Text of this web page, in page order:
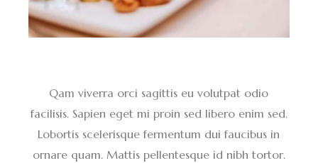
Qam viverra orci sagittis eu volutpat odio
facilisis. Sapien eget mi proin sed libero enim sed.
Lobortis scelerisque fermentum dui faucibus in
ornare quam. Mattis pellentesque id nibh tortor.